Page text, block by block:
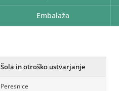
Embalaža
Šola in otroško ustvarjanje
Peresnice